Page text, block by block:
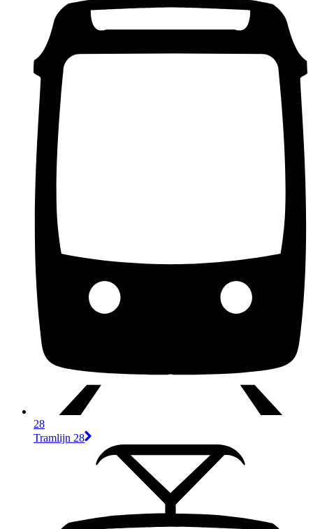
28
Tramlijn 28